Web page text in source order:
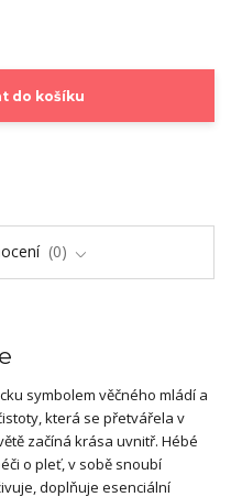
do košíku
0
symbolem věčného mládí a
která se přetvářela v
začíná krása uvnitř. Hébé
o pleť, v sobě snoubí
doplňuje esenciální